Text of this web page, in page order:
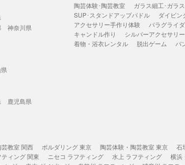
神奈川県
鹿児島県
陶芸体験･陶芸教室 ガラス細工･ガラ
SUP･スタンドアップパドル
ダイビン
アクセサリー手作り体験
パラグライ
キャンドル作り
シルバーアクセサリ
着物・浴衣レンタル
脱出ゲーム バ
教室 関西 ボルダリング 東京 陶芸体験・陶芸教室 東京 石
ティング 関東 ニセコ ラフティング 水上 ラフティング 横浜